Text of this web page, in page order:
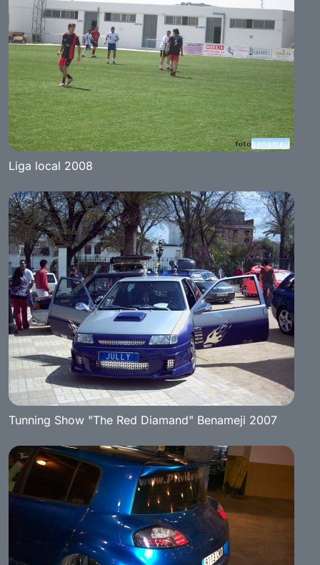
Liga local 2008
Tunning Show "The Red Diamand" Benameji 2007